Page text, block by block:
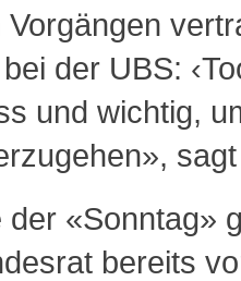
Vorgängen
der UBS:
und wichtig,
der «Sonntag»
bereits